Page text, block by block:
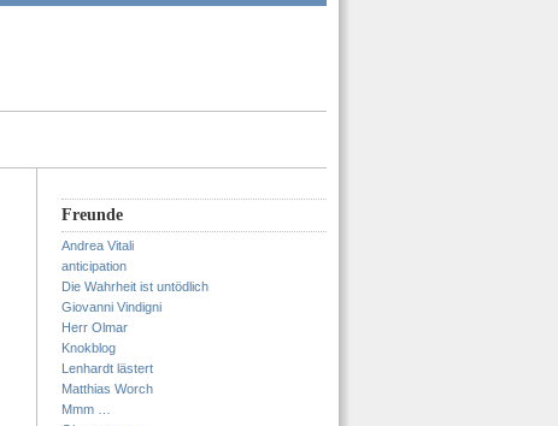
Freunde
Andrea Vitali
anticipation
Die Wahrheit ist untödlich
Giovanni Vindigni
Herr Olmar
Knokblog
Lenhardt lästert
Matthias Worch
Mmm …